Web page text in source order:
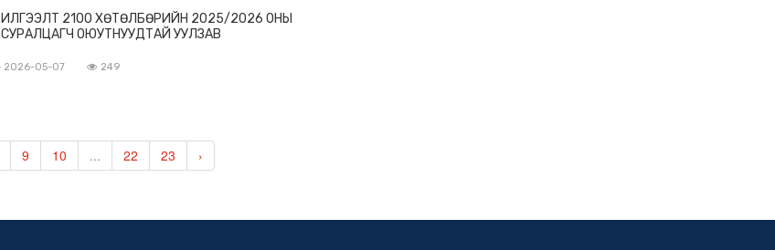
ИЛГЭЭЛТ 21ОО ХӨТӨЛБӨРИЙН 2025/2026 ОНЫ
СУРАЛЦАГЧ ОЮУТНУУДТАЙ УУЛЗАВ
2026-05-07 249
9 10 ... 22 23 ›